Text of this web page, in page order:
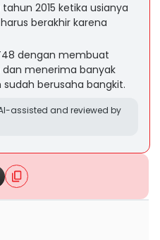
2015 ketika usianya
berakhir karena
dengan membuat
menerima banyak
berusaha bangkit.
assisted and reviewed by